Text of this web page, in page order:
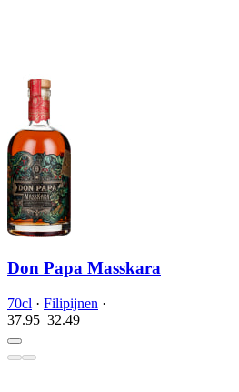
Don Papa Masskara
70cl · Filipijnen ·
37.95 32.49